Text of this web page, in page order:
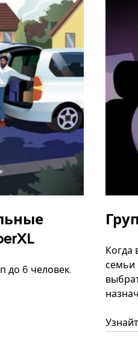
до 6 человек.
Когда
семьи